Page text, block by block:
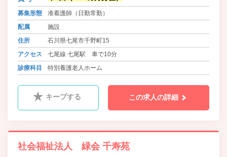
興味がある方におすすめです。
募集形態
准看護師（日勤常勤）
配属
施設
住所
石川県七尾市千野町15
アクセス
七尾線 七尾駅 車で10分
診療科目
特別養護老人ホーム
キープする この求人の詳細
社会福祉法人 緑会 千寿苑